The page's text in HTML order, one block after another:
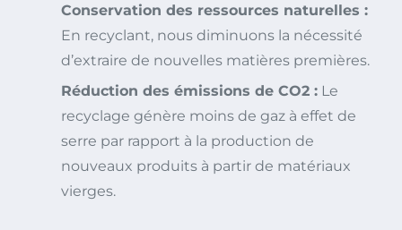
Conservation des ressources naturelles :
En recyclant, nous diminuons la nécessité
d’extraire de nouvelles matières premières.
Réduction des émissions de CO2 : Le
recyclage génère moins de gaz à effet de
serre par rapport à la production de
nouveaux produits à partir de matériaux
vierges.